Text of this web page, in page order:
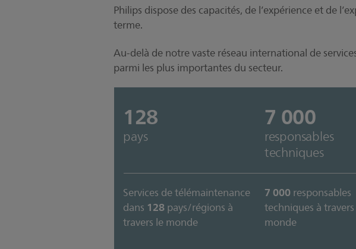
Philips dispose des capacités, de l’expérience et de
terme.
Au-delà de notre vaste réseau international de
parmi les plus importantes du secteur.
128
pays
7 000
responsables
techniques
Services de télémaintenance
dans 128pays/régions à
travers le monde
7 000responsables
techniques à
monde